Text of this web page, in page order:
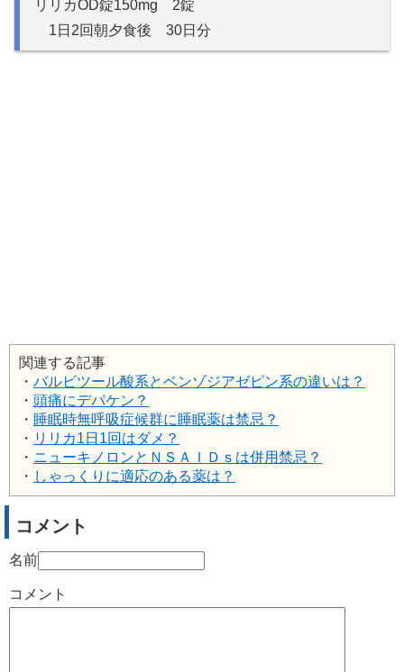
リリカOD錠150mg 2錠
1日2回朝夕食後 30日分
関連する記事
・ バルビツール酸系とベンゾジアゼピン系の違いは？
・ 頭痛にデパケン？
・ 睡眠時無呼吸症候群に睡眠薬は禁忌？
・ リリカ1日1回はダメ？
・ ニューキノロンとＮＳＡＩＤｓは併用禁忌？
・ しゃっくりに適応のある薬は？
コメント
名前
コメント